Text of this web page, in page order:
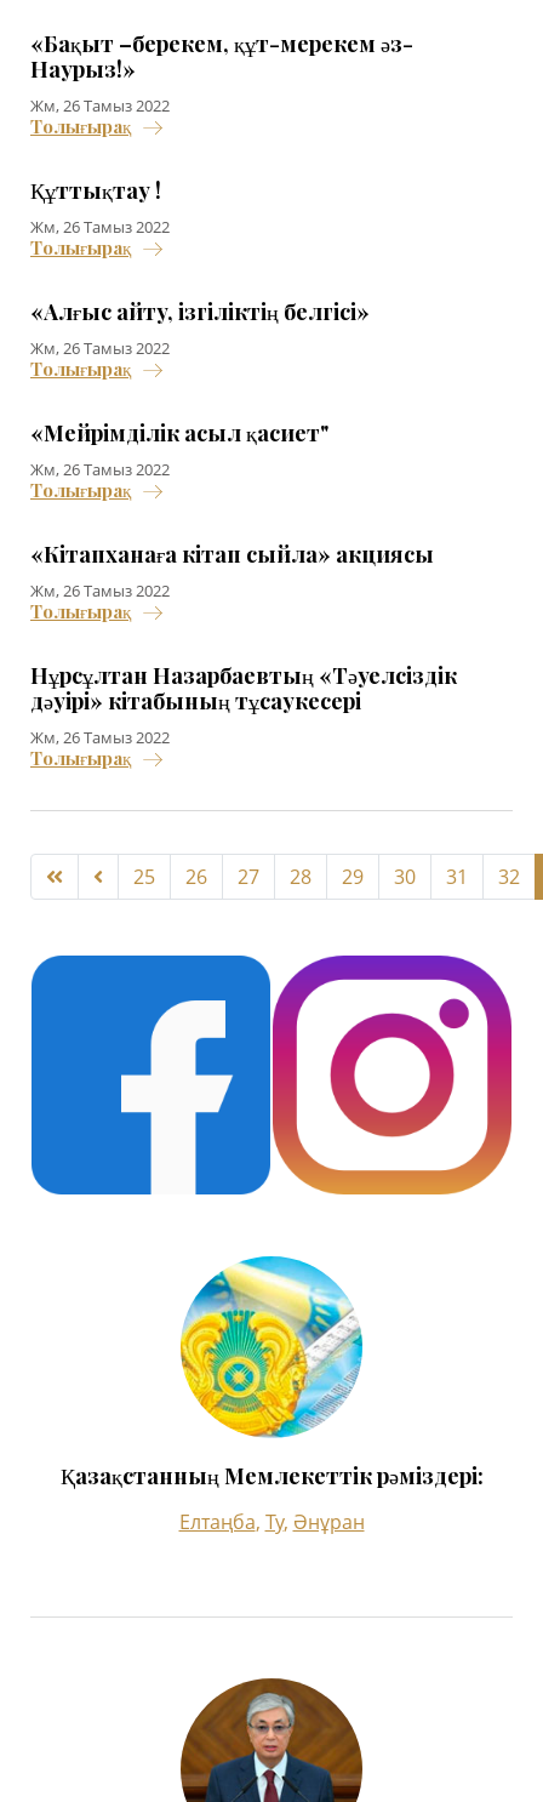
«Бақыт –берекем, құт-мерекем әз-
Наурыз!»
Жм, 26 Тамыз 2022
Толығырақ
Құттықтау !
Жм, 26 Тамыз 2022
Толығырақ
«Алғыс айту, ізгіліктің белгісі»
Жм, 26 Тамыз 2022
Толығырақ
«Мейрімділік асыл қасиет"
Жм, 26 Тамыз 2022
Толығырақ
«Кітапханаға кітап сыйла» акциясы
Жм, 26 Тамыз 2022
Толығырақ
Нұрсұлтан Назарбаевтың «Тәуелсіздік
дәуірі» кітабының тұсаукесері
Жм, 26 Тамыз 2022
Толығырақ
25 26 27 28 29 30 31 32
Қазақстанның Мемлекеттік рәміздері:
Елтаңба, Ту, Әнұран